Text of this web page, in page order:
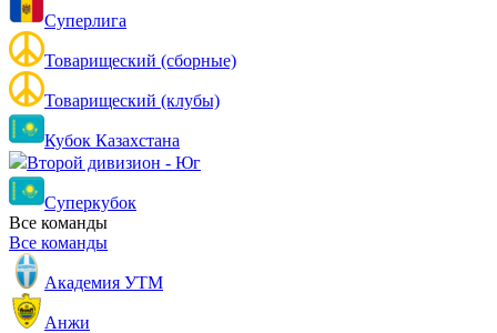
Суперлига
Товарищеский (сборные)
Товарищеский (клубы)
Кубок Казахстана
Второй дивизион - Юг
Суперкубок
Все команды
Все команды
Академия УТМ
Анжи